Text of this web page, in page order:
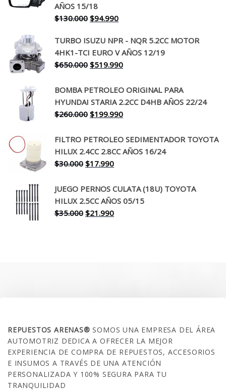
AÑOS 15/18
$130.000 El
original
era:
$130.000.
$94.990El
actual
es:
$94.990.
TURBO ISUZU NPR - NQR 5.2CC MOTOR
4HK1-TCI EURO V AÑOS 12/19
$650.000 El
original
era:
$650.000.
$519.990El
actual
es:
$519.990.
BOMBA PETROLEO ORIGINAL PARA
HYUNDAI STARIA 2.2CC D4HB AÑOS 22/24
$260.000 El
original
era:
$260.000.
$199.990El
actual
es:
FILTRO PETROLEO SEDIMENTADOR TOYOTA
HILUX 2.4CC 2.8CC AÑOS 16/24
$30.000 El
original
era:
$30.000.
$17.990El
actual
es:
$17.990.
JUEGO PERNOS CULATA (18U) TOYOTA
HILUX 2.5CC AÑOS 05/15
$35.000 El
$21.990El
REPUESTOS ARENAS®SOMOS UNA EMPRESA DEL ÁREA
AUTOMOTRIZ DEDICA A OFRECER LA MEJOR
EXPERIENCIA DE COMPRA DE REPUESTOS, ACCESORIOS
E INSUMOS A TRAVÉS DE UNA ATENCIÓN
PERSONALIZADA Y 100% SEGURA PARA TU
TRANQUILIDAD